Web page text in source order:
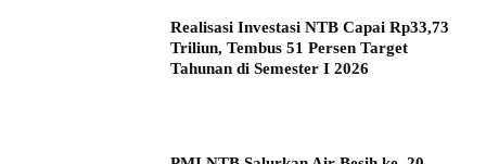
Realisasi Investasi NTB Capai Rp33,73
Triliun, Tembus 51 Persen Target
Tahunan di Semester I 2026